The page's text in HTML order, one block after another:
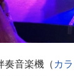
奏音楽機（ カ